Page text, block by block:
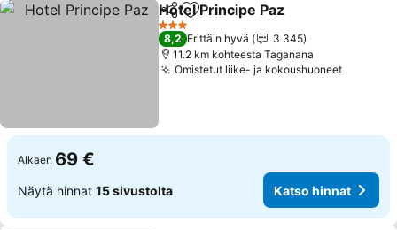
Jaa Lisää suosikkeihin
Hotel Principe Paz
3 Tähtiluokitus
8,2 Erittäin hyvä
3 345
11.2 km kohteesta Taganana
Omistetut liike- ja kokoushuoneetKatso
Alkaen 69 €
Näytä hinnat 15 sivustolta Katso hinnat